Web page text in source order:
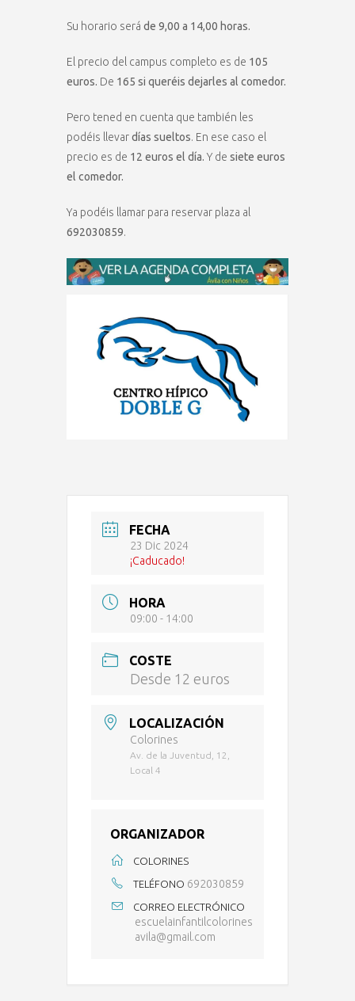
Su horario será de 9,00 a 14,00 horas.
El precio del campus completo es de 105
euros. De 165 si queréis dejarles al comedor.
Pero tened en cuenta que también les
podéis llevardías sueltos. En ese caso el
precio es de 12 euros el día. Y de siete euros
el comedor.
Ya podéis llamar para reservar plaza al
692030859.
FECHA
23 Dic 2024
¡Caducado!
HORA
09:00 - 14:00
COSTE
Desde 12 euros
LOCALIZACIÓN
Colorines
Av. de la Juventud, 12,
Local 4
ORGANIZADOR
COLORINES
TELÉFONO 692030859
CORREO ELECTRÓNICO
escuelainfantilcolorines
avila@gmail.com